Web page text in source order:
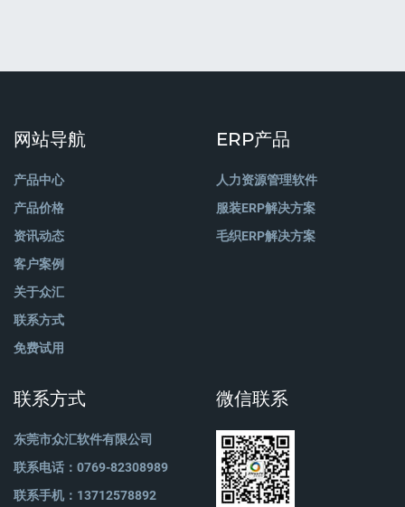
网站导航
产品中心
产品价格
资讯动态
客户案例
关于众汇
联系方式
免费试用
ERP产品
人力资源管理软件
服装ERP解决方案
毛织ERP解决方案
联系方式
东莞市众汇软件有限公司
联系电话：0769-82308989
联系手机：13712578892
微信联系